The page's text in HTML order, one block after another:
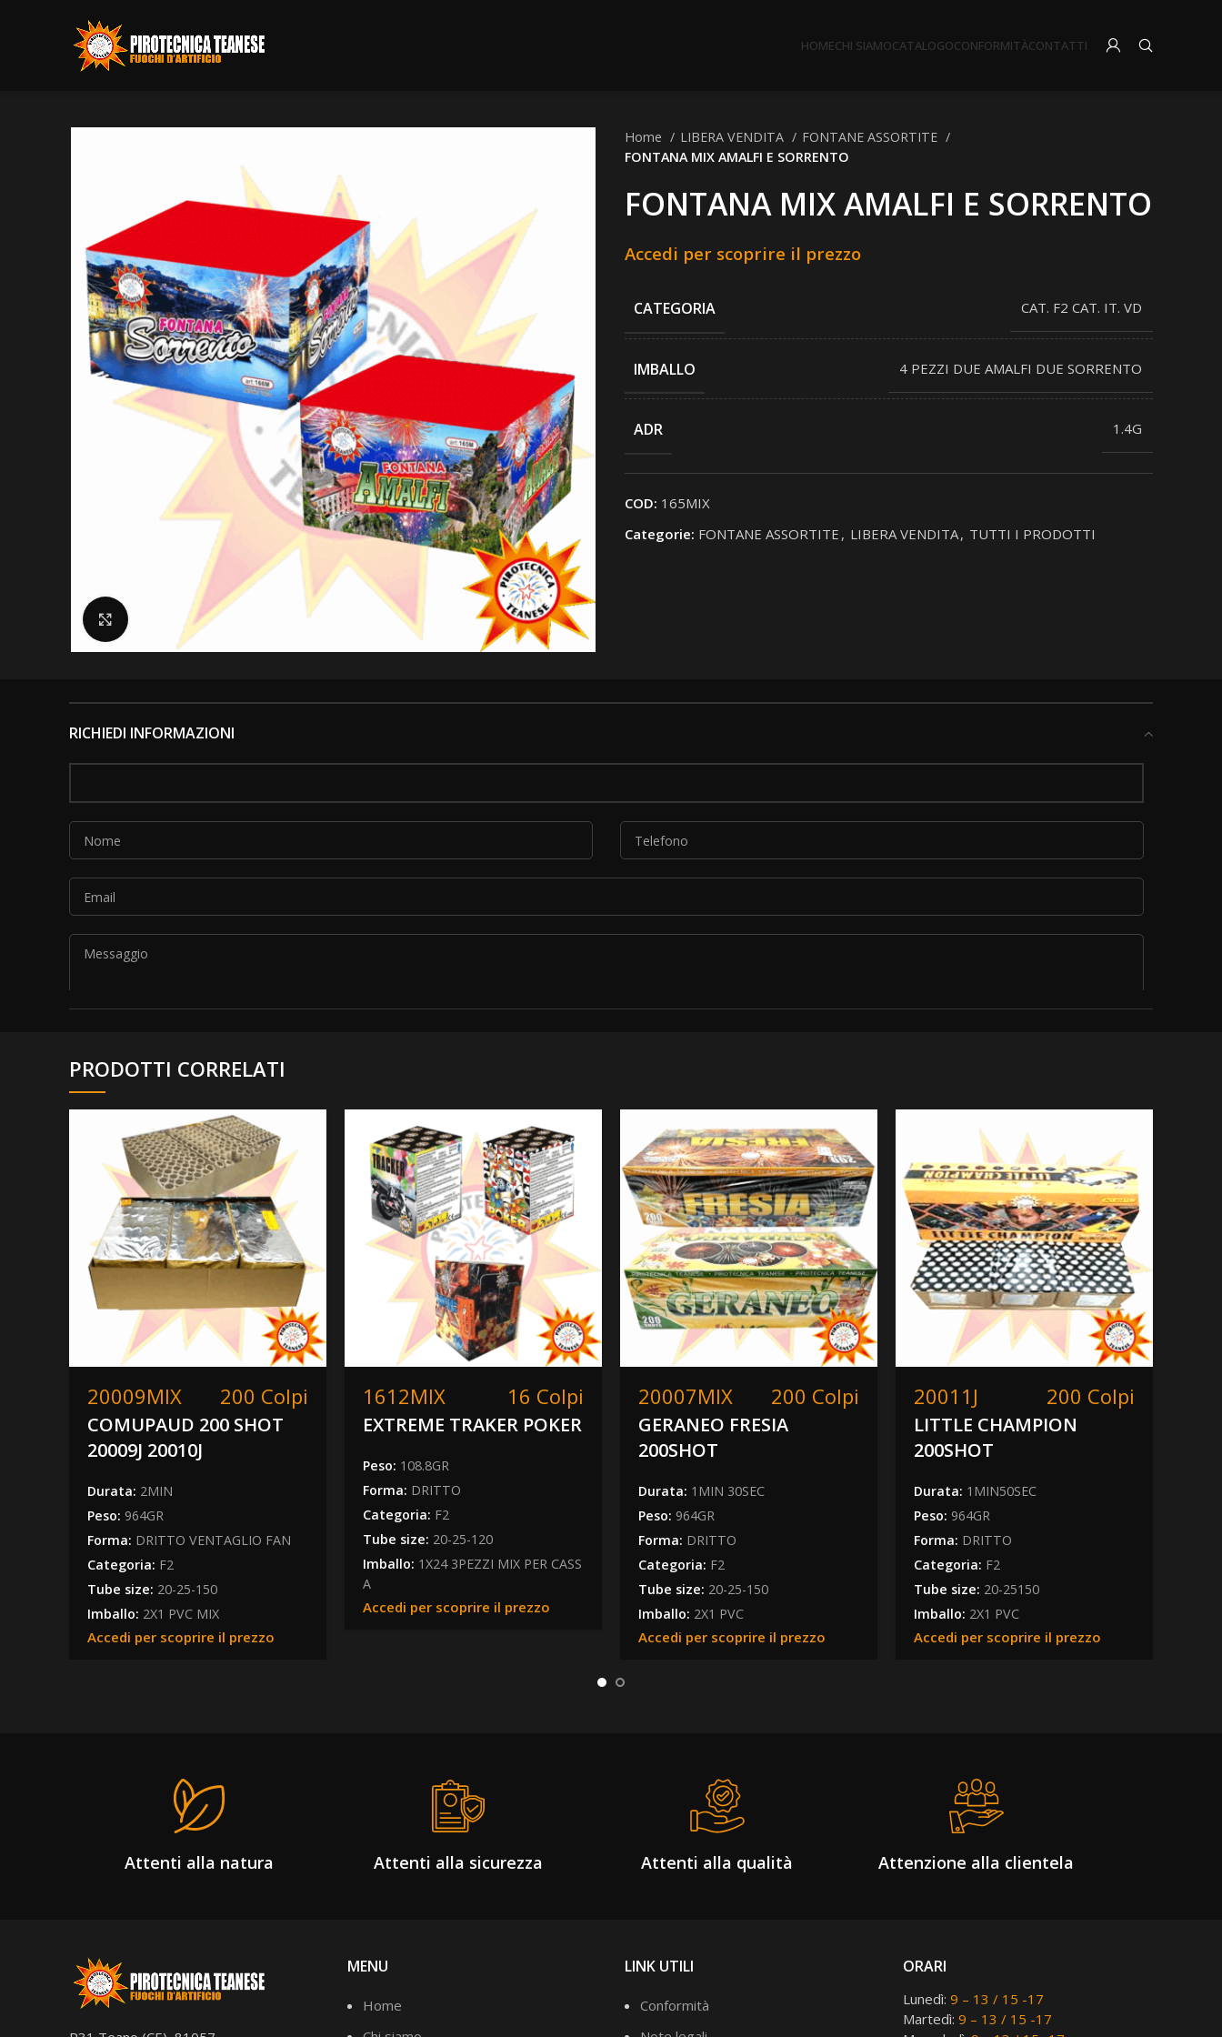
HOMECHI SIAMOCATALOGOCONFORMITÀCONTATTI
Clicca per ingrandire
Home LIBERA VENDITA
FONTANE ASSORTITE
FONTANA MIX AMALFI E SORRENTO
FONTANA MIX AMALFI E SORRENTO
Accedi per scoprire il prezzo
CATEGORIA CAT. F2 CAT. IT. VD
IMBALLO 4 PEZZI DUE AMALFI DUE SORRENTO
ADR 1.4G
COD: 165MIX
Categorie: FONTANE ASSORTITE , LIBERA VENDITA, TUTTI I PRODOTTI
RICHIEDI INFORMAZIONI
Si prega di lasciare vuoto questo campo.
Autorizzo il trattamento dei dati personali secondo le condizioni descritte nella nostra informativa sulla privacy.*
PRODOTTI CORRELATI
20009MIX 200 Colpi
COMUPAUD 200 SHOT
20009J 20010J
Durata: 2MIN
Peso: 964GR
Forma: DRITTO VENTAGLIO FAN
Categoria: F2
Tube size: 20-25-150
Imballo: 2X1 PVC MIX
Accedi per scoprire il prezzo
1612MIX 16 Colpi
EXTREME TRAKER POKER
Peso: 108.8GR
Forma: DRITTO
Categoria: F2
Tube size: 20-25-120
Imballo: 1X24 3PEZZI MIX PER CASS
A
Accedi per scoprire il prezzo
20007MIX 200 Colpi
GERANEO FRESIA
200SHOT
Durata: 1MIN 30SEC
Peso: 964GR
Forma: DRITTO
Categoria: F2
Tube size: 20-25-150
Imballo: 2X1 PVC
Accedi per scoprire il prezzo
20011J 200 Colpi
LITTLE CHAMPION
200SHOT
Durata: 1MIN50SEC
Peso: 964GR
Forma: DRITTO
Categoria: F2
Tube size: 20-25150
Imballo: 2X1 PVC
Accedi per scoprire il prezzo
Attenti alla natura Attenti alla sicurezza Attenti alla qualità Attenzione alla clientela
MENU
Home
LINK UTILI
Conformità
ORARI
Lunedì: 9 – 13 / 15 -17
Martedì: 9 – 13 / 15 -17